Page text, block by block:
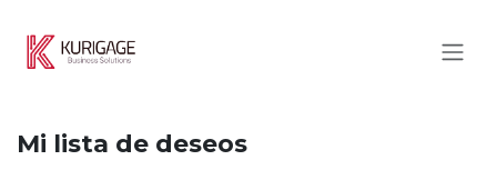
Mi lista de deseos